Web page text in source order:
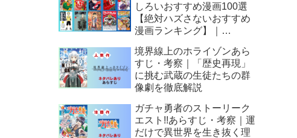
しろいおすすめ漫画100選
【絶対ハズさないおすすめ
漫画ランキング】｜
境界線上のホライゾンあら
すじ・考察｜「歴史再現」
に挑む武蔵の生徒たちの群
像劇を徹底解説
ガチャ勇者のストーリーク
エスト!!あらすじ・考察｜運
だけで異世界を生き抜く理